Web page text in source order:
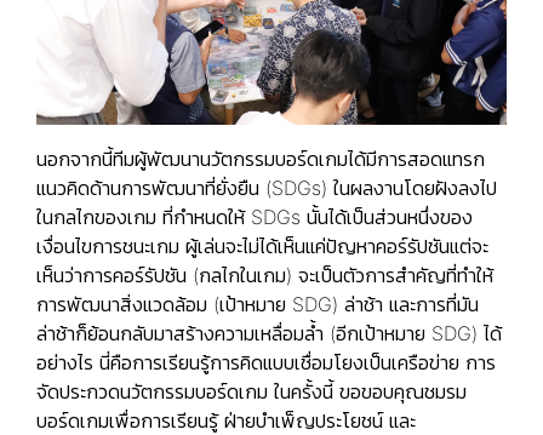
นอกจากนี้ทีมผู้พัฒนานวัตกรรมบอร์ดเกมได้มีการสอดแทรก
แนวคิดด้านการพัฒนาที่ยั่งยืน (SDGs) ในผลงานโดยฝังลงไป
ในกลไกของเกม ที่กำหนดให้ SDGs นั้นได้เป็นส่วนหนึ่งของ
เงื่อนไขการชนะเกม ผู้เล่นจะไม่ได้เห็นแค่ปัญหาคอร์รัปชันแต่จะ
เห็นว่าการคอร์รัปชัน (กลไกในเกม) จะเป็นตัวการสำคัญที่ทำให้
การพัฒนาสิ่งแวดล้อม (เป้าหมาย SDG) ล่าช้า และการที่มัน
ล่าช้าก็ย้อนกลับมาสร้างความเหลื่อมล้ำ (อีกเป้าหมาย SDG) ได้
อย่างไร นี่คือการเรียนรู้การคิดแบบเชื่อมโยงเป็นเครือข่าย การ
จัดประกวดนวัตกรรมบอร์ดเกม ในครั้งนี้ ขอขอบคุณชมรม
บอร์ดเกมเพื่อการเรียนรู้ ฝ่ายบำเพ็ญประโยชน์ และ